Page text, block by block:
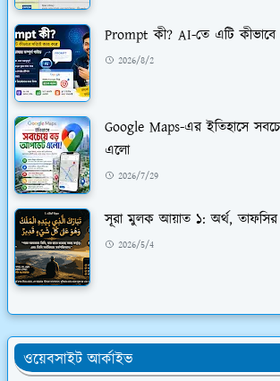
Prompt কী? AI-তে এটি
2026/8/2
Google Maps-এর ইতিহাসে
এলো
2026/7/29
সূরা মুলক আয়াত ১: অর্থ, তাফসির
2026/5/4
ওয়েবসাইট আর্কাইভ